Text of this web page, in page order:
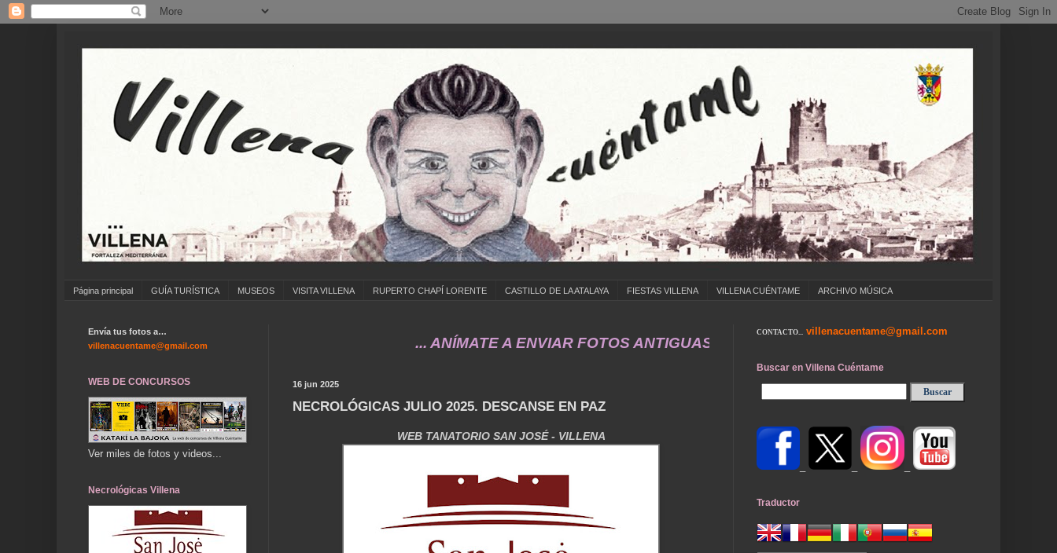
Página principal GUÍA TURÍSTICA MUSEOS VISITA VILLENA RUPERTO CHAPÍ LORENTE CASTILLO DE LA ATALAYA FIESTAS VILLENA VILLENA CUÉNTAME ARCHIVO MÚSICA
... ANÍMATE A ENVIAR FOTOS ANTIGUAS DE ... COLEGIOS ... CUMPLEAÑOS ... CARNAVAL ...
16 jun 2025
NECROLÓGICAS JULIO 2025. DESCANSE EN PAZ
WEB TANATORIO SAN JOSÉ - VILLENA
Envía tus fotos a…
villenacuentame@gmail.com
WEB DE CONCURSOS
Ver miles de fotos y videos...
Necrológicas Villena
CONTACTO... villenacuentame@gmail.com
Buscar en Villena Cuéntame
Traductor